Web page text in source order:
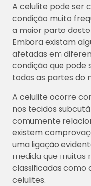
A celulite pode ser
condição muito
a maior parte
Embora existam
afetadas em
condição que pode
todas as partes do
A celulite ocorre
nos tecidos
comumente
existem
uma ligação
medida que muitas
classificadas como
celulites.